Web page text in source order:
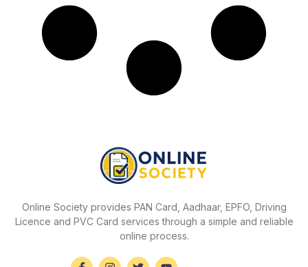
Online Society provides PAN Card, Aadhaar, EPFO, Driving
Licence and PVC Card services through a simple and reliable
online process.